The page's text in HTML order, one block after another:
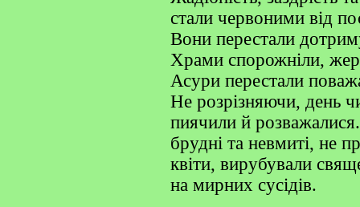
стали червоними від
Вони перестали
Храми спорожніли,
Асури перестали
Не розрізняючи, день
пиячили й
брудні та невмиті, не
квіти, вирубували
на мирних сусідів.